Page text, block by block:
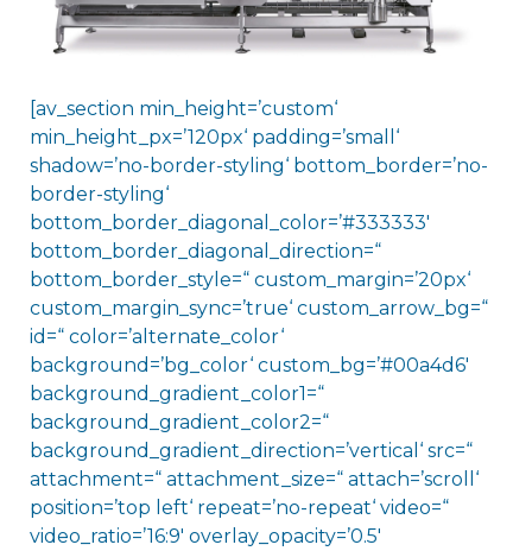
[av_section min_height=’custom‘
min_height_px=’120px‘ padding=’small‘
shadow=’no-border-styling‘ bottom_border=’no-
border-styling‘
bottom_border_diagonal_color=’#333333′
bottom_border_diagonal_direction=“
bottom_border_style=“ custom_margin=’20px‘
custom_margin_sync=’true‘ custom_arrow_bg=“
id=“ color=’alternate_color‘
background=’bg_color‘ custom_bg=’#00a4d6′
background_gradient_color1=“
background_gradient_color2=“
background_gradient_direction=’vertical‘ src=“
attachment=“ attachment_size=“ attach=’scroll‘
position=’top left‘ repeat=’no-repeat‘ video=“
video_ratio=’16:9′ overlay_opacity=’0.5′